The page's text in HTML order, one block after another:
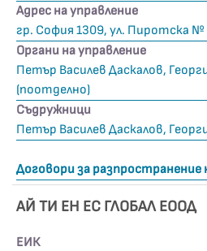
Адрес на управление
гр. София 1309, ул. Пиротска №
Органи на управление
Петър Василев Даскалов,
(поотделно)
Съдружници
Петър Василев Даскалов,
Договори за разпространение
АЙ ТИ ЕН ЕС ГЛОБАЛ ЕООД
ЕИК